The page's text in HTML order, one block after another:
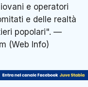
e operatori
e delle realtà
popolari". —
(Web Info)